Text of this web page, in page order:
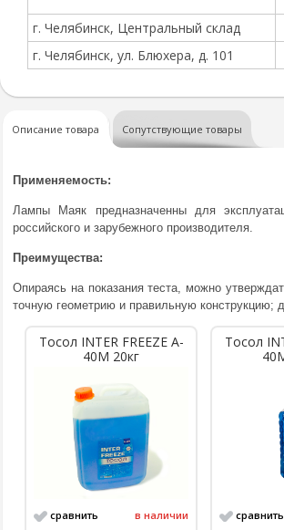
г. Челябинск, Центральный склад
г. Челябинск, ул. Блюхера, д. 101
Описание товара Сопутствующие товары
Применяемость:
Лампы Маяк предназначенны для
российского и зарубежного производителя.
Преимущества:
Опираясь на показания теста, можно
точную геометрию и правильную конструкцию; д
Тосол INTER FREEZE A-
40M 20кг
сравнить в наличии
Тосол
сравнить